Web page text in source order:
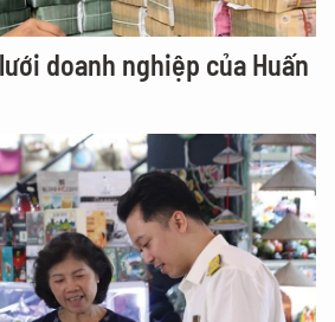
doanh nghiệp của Huấn